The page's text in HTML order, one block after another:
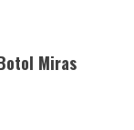
Miras